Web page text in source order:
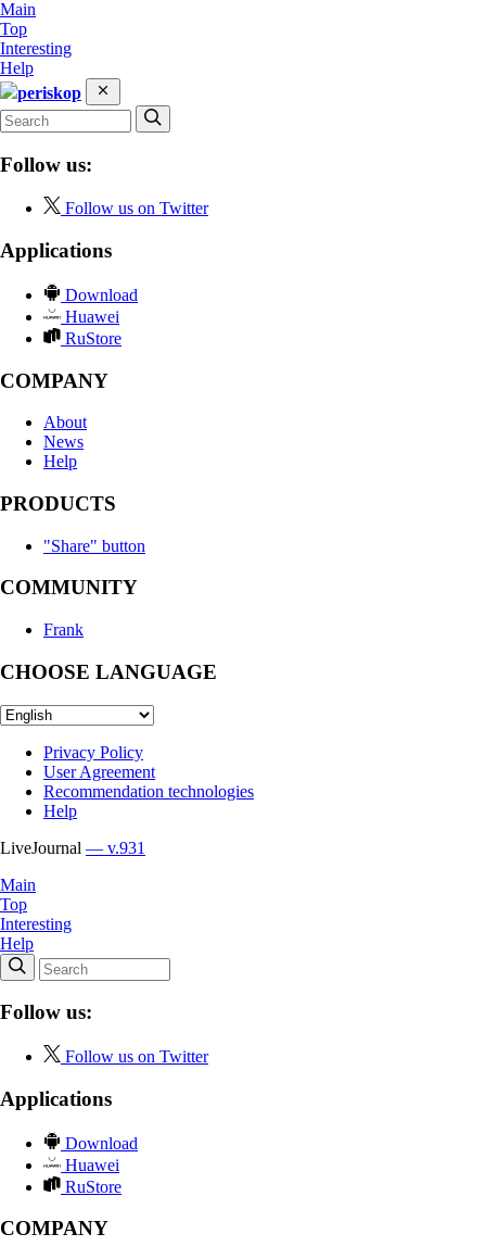
Main
Top
Interesting
Help
periskop
Follow us:
Follow us on Twitter
Applications
Download
Huawei
RuStore
COMPANY
About
News
Help
PRODUCTS
"Share" button
COMMUNITY
Frank
CHOOSE LANGUAGE
Privacy Policy
User Agreement
Recommendation technologies
Help
LiveJournal — v.931
Main
Top
Interesting
Help
Follow us:
Follow us on Twitter
Applications
Download
Huawei
RuStore
COMPANY